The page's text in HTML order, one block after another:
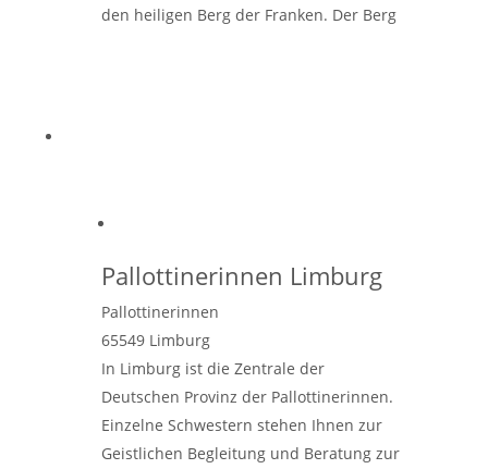
den heiligen Berg der Franken. Der Berg
Pallottinerinnen Limburg
Pallottinerinnen
65549 Limburg
In Limburg ist die Zentrale der
Deutschen Provinz der Pallottinerinnen.
Einzelne Schwestern stehen Ihnen zur
Geistlichen Begleitung und Beratung zur